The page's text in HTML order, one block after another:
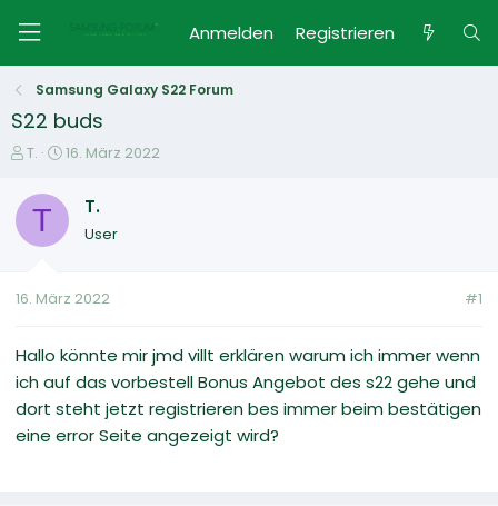
Anmelden Registrieren
Samsung Galaxy S22 Forum
S22 buds
E
s
e
e
T.
E
t
e
t
m
16. März 2022
T T.
User
16. März 2022 #1
Hallo könnte mir jmd villt erklären warum ich immer wenn
ich auf das vorbestell Bonus Angebot des s22 gehe und
dort steht jetzt registrieren bes immer beim bestätigen
eine error Seite angezeigt wird?